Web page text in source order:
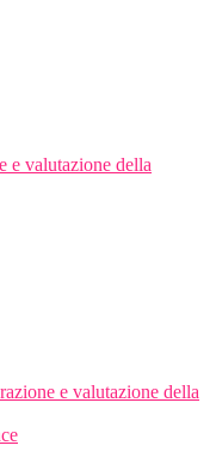
e valutazione della
e valutazione della